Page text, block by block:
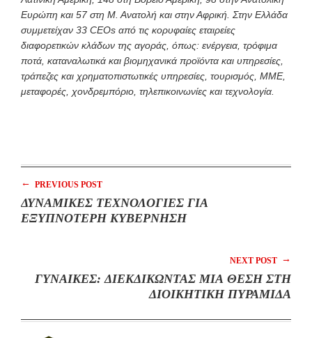
Ευρώπη και 57 στη Μ. Ανατολή και στην Αφρική. Στην Ελλάδα
συμμετείχαν 33 CEOs από τις κορυφαίες εταιρείες
διαφορετικών κλάδων της αγοράς, όπως: ενέργεια, τρόφιμα
ποτά, καταναλωτικά και βιομηχανικά προϊόντα και υπηρεσίες,
τράπεζες και χρηματοπιστωτικές υπηρεσίες, τουρισμός, ΜΜΕ,
μεταφορές, χονδρεμπόριο, τηλεπικοινωνίες και τεχνολογία.
← PREVIOUS POST
ΔΥΝΑΜΙΚΕΣ ΤΕΧΝΟΛΟΓΙΕΣ ΓΙΑ
ΕΞΥΠΝΟΤΕΡΗ ΚΥΒΕΡΝΗΣΗ
NEXT POST →
ΓΥΝΑΙΚΕΣ: ΔΙΕΚΔΙΚΩΝΤΑΣ ΜΙΑ ΘΕΣΗ ΣΤΗ
ΔΙΟΙΚΗΤΙΚΗ ΠΥΡΑΜΙΔΑ